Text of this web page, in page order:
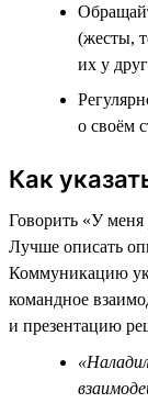
(жесты,
их у
о своём
Как
Говорить «У
Лучше описать
Коммуникацию
командное
и презентацию